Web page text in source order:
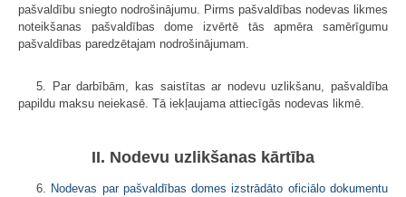
pašvaldību sniegto nodrošinājumu. Pirms pašvaldības nodevas likmes
noteikšanas pašvaldības dome izvērtē tās apmēra samērīgumu
pašvaldības paredzētajam nodrošinājumam.
5. Par darbībām, kas saistītas ar nodevu uzlikšanu, pašvaldība
papildu maksu neiekasē. Tā iekļaujama attiecīgās nodevas likmē.
II. Nodevu uzlikšanas kārtība
6. Nodevas par pašvaldības domes izstrādāto oficiālo dokumentu